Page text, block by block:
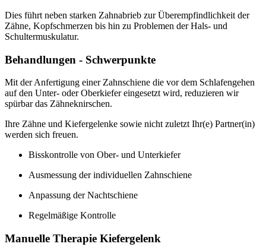
Dies führt neben starken Zahnabrieb zur Überempfindlichkeit der
Zähne, Kopfschmerzen bis hin zu Problemen der Hals- und
Schultermuskulatur.
Behandlungen - Schwerpunkte
Mit der Anfertigung einer Zahnschiene die vor dem Schlafengehen
auf den Unter- oder Oberkiefer eingesetzt wird, reduzieren wir
spürbar das Zähneknirschen.
Ihre Zähne und Kiefergelenke sowie nicht zuletzt Ihr(e) Partner(in)
werden sich freuen.
Bisskontrolle von Ober- und Unterkiefer
Ausmessung der individuellen Zahnschiene
Anpassung der Nachtschiene
Regelmäßige Kontrolle
Manuelle Therapie Kiefergelenk